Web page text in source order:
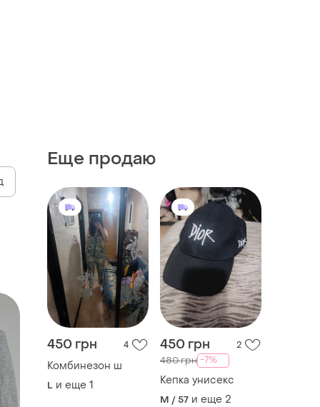
Еще продаю
450 грн 4
Комбинезон ш
L и еще 1
450 грн 2
480 грн -7%
Кепка унисекс
M / 57 и еще 2